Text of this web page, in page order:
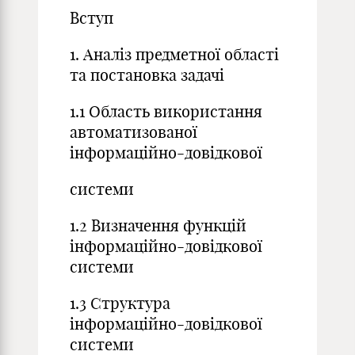
Вступ
1. Аналіз предметної області
та постановка задачі
1.1 Область використання
автоматизованої
інформаційно-довідкової
системи
1.2 Визначення функцій
інформаційно-довідкової
системи
1.3 Структура
інформаційно-довідкової
системи